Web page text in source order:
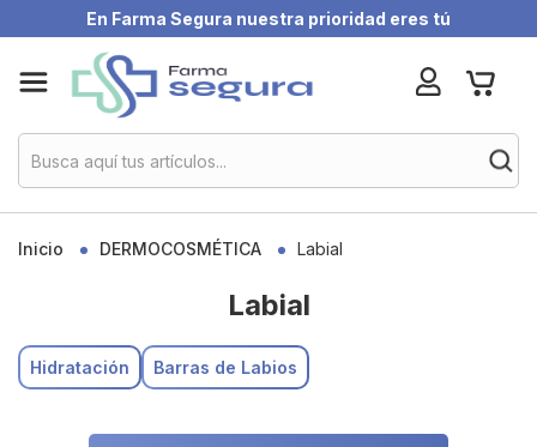
En Farma Segura nuestra prioridad eres tú
to
Content
My
Inicio DERMOCOSMÉTICA Labial
Labial
Hidratación Barras de Labios